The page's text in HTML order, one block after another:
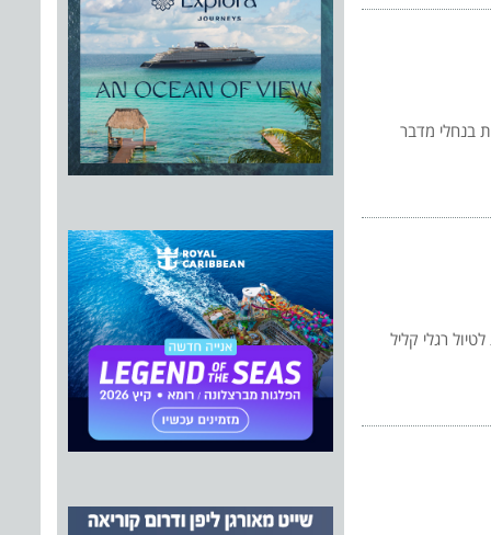
בנחלי מדבר
רגלי קליל